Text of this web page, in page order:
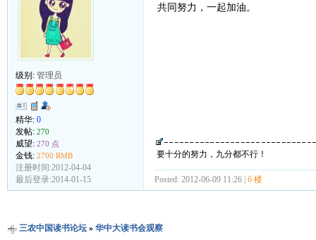
级别: 管理员
精华: 0
发帖: 270
威望: 270 点
金钱: 2700 RMB
注册时间:2012-04-04
最后登录:2014-01-15
共同努力，一起加油。
要十分的努力，九分都不行！
Posted: 2012-06-09 11:26 | 6 楼
三农中国读书论坛» 华中大读书会观察